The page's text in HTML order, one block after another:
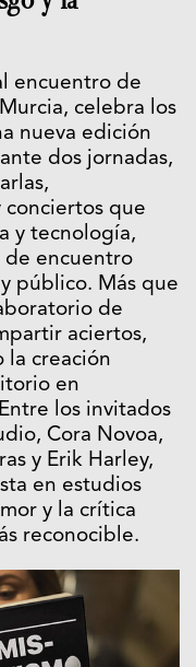
encuentro de
celebra los
nueva edición
dos jornadas,
conciertos que
y tecnología,
de encuentro
público. Más que
de
aciertos,
la creación
en
los invitados
Cora Novoa,
y Erik Harley,
en estudios
y la crítica
reconocible.